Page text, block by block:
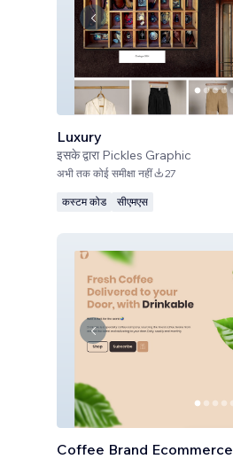
Luxury
इसके द्वारा Pickles Graphic
अभी तक कोई समीक्षा नहीं 27
कस्टम कोड सीएमएस
Coffee Brand Ecommerce